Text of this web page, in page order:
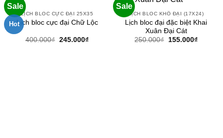
Sale
Hot
LỊCH BLOC CỰC ĐẠI 25X35
Lịch bloc cực đại Chữ Lộc
400.000₫ Giá
245.000₫Giá
Sale
LỊCH BLOC KHỔ ĐẠI (17X24)
Lịch bloc đại đặc biệt Khai
Xuân Đại Cát
250.000₫
Giá
155.000₫Giá